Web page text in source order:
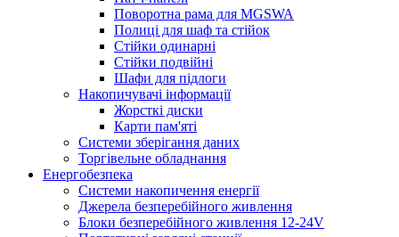
Поворотна рама для MGSWA
Полиці для шаф та стійок
Стійки одинарні
Стійки подвійні
Шафи для підлоги
Накопичувачі інформації
Жорсткі диски
Карти пам'яті
Системи зберігання даних
Торгівельне обладнання
Енергобезпека
Системи накопичення енергії
Джерела безперебійного живлення
Блоки безперебійного живлення 12-24V